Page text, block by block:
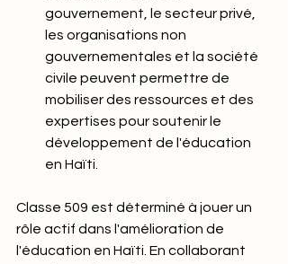
gouvernement, le secteur privé,
les organisations non
gouvernementales et la société
civile peuvent permettre de
mobiliser des ressources et des
expertises pour soutenir le
développement de l'éducation
en Haïti.
Classe 509 est déterminé à jouer un
rôle actif dans l'amélioration de
l'éducation en Haïti. En collaborant